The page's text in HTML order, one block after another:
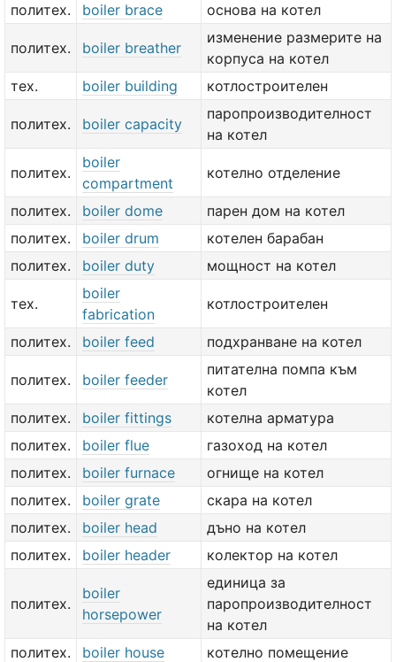
политех.
boiler brace основа на котел
политех. boiler breather
изменение размерите на
корпуса на котел
тех.
boiler building котлостроителен
политех. boiler capacity
паропроизводителност
на котел
политех.
boiler
compartment
котелно отделение
политех. boiler dome
парен дом на котел
политех.
boiler drum
котелен барабан
политех.
boiler duty мощност на котел
тех.
boiler
fabrication
котлостроителен
политех. boiler feed подхранване на котел
политех. boiler feeder
питателна помпа към
котел
политех.
boiler fittings
котелна арматура
политех.
boiler flue
газоход на котел
политех.
boiler furnace
огнище на котел
политех.
boiler grate
скара на котел
политех.
boiler head
дъно на котел
политех.
boiler header колектор на котел
политех.
boiler
horsepower
единица за
паропроизводителност
на котел
политех.
boiler house
котелно помещение